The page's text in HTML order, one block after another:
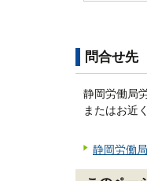
問合せ先
静岡労働局
またはお近
静岡労働